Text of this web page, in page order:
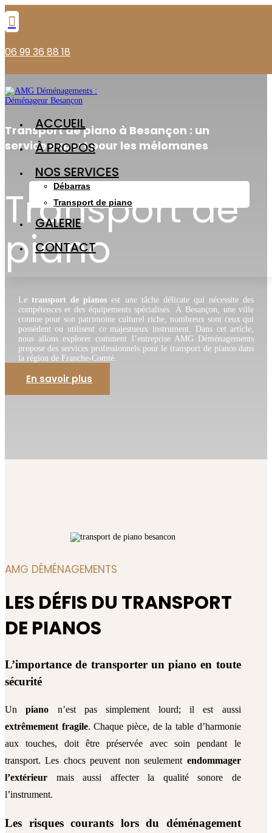

06 99 36 88 18
ACCUEIL
À PROPOS
NOS SERVICES
Débarras
Transport de piano
GALERIE
CONTACT
Transport de piano à Besançon : un
service expert pour les mélomanes
Transport de
piano
Le transport de pianosest une tâche délicate qui nécessite des
compétences et des équipements spécialisés. À Besançon, une ville
connue pour son patrimoine culturel riche, nombreux sont ceux qui
possèdent ou utilisent ce majestueux instrument. Dans cet article,
nous allons explorer comment l’entreprise AMG Déménagements
propose des services professionnels pour le transport de pianos dans
la région de Franche-Comté.
En savoir plus
AMG DÉMÉNAGEMENTS
LES DÉFIS DU TRANSPORT
DE PIANOS
L’importance de transporter un piano en toute
sécurité
Unpiano n’est pas simplement lourd; il est aussi
extrêmement fragile. Chaque pièce, de la table d’harmonie
aux touches, doit être préservée avec soin pendant le
transport. Les chocs peuvent non seulement endommager
l’extérieur mais aussi affecter la qualité sonore de
l’instrument.
Les risques courants lors du déménagement